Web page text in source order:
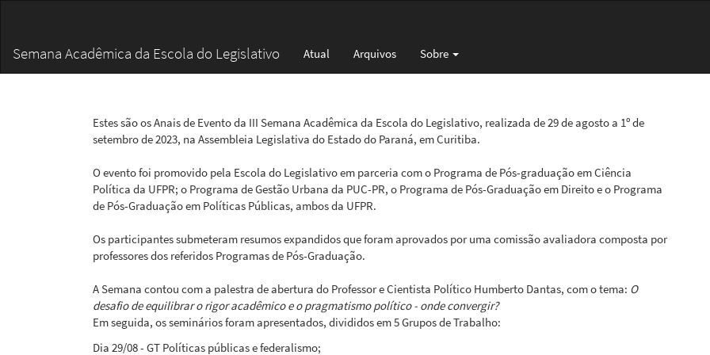
principal
Barra
Semana Acadêmica da Escola do Legislativo Atual Arquivos Sobre
Estes são os Anais de Evento da III Semana Acadêmica da Escola do Legislativo, realizada de 29 de agosto a 1º de
setembro de 2023, na Assembleia Legislativa do Estado do Paraná, em Curitiba.
O evento foi promovido pela Escola do Legislativo em parceria com o Programa de Pós-graduação em Ciência
Política da UFPR; o Programa de Gestão Urbana da PUC-PR, o Programa de Pós-Graduação em Direito e o Programa
de Pós-Graduação em Políticas Públicas, ambos da UFPR.
Os participantes submeteram resumos expandidos que foram aprovados por uma comissão avaliadora composta por
professores dos referidos Programas de Pós-Graduação.
A Semana contou com a palestra de abertura do Professor e Cientista Político Humberto Dantas, com o tema: O
desafio de equilibrar o rigor acadêmico e o pragmatismo político - onde convergir?
Em seguida, os seminários foram apresentados, divididos em 5 Grupos de Trabalho:
Dia 29/08 - GT Políticas públicas e federalismo;